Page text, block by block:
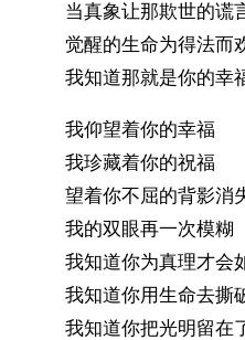
当真象让那欺世的谎
觉醒的生命为得法而
我知道那就是你的幸
我仰望着你的幸福
我珍藏着你的祝福
望着你不屈的背影消
我的双眼再一次模糊
我知道你为真理才会
我知道你用生命去撕
我知道你把光明留在